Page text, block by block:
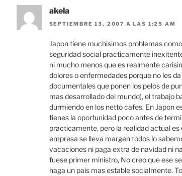
akela
SEPTIEMBRE 13, 2007 A LAS 1:25 AM
Japon tiene muchisimos problemas
seguridad social practicamente
ni mucho menos que es realmente
dolores o enfermedades porque no les
documentales que ponen los pelos de
mas desarrollado del mundo), el trabajo
durmiendo en los netto cafes. En Japon
tienes la oportunidad poco antes de
practicamente, pero la realidad actual
empresa se lleva margen todos lo
vacaciones ni paga extra de navidad ni
fuese primer ministro, No creo que ese
haga un pais mas estable socialmente.